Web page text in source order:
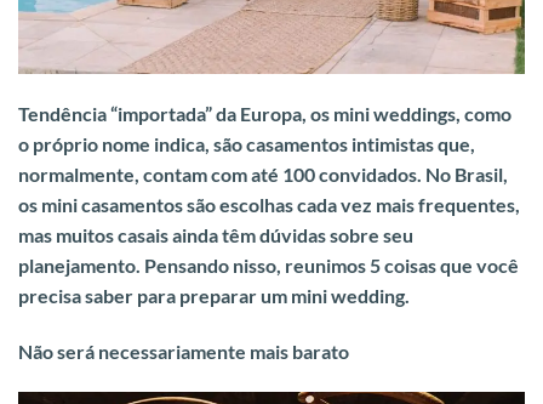
Tendência “importada” da Europa, os mini weddings, como
o próprio nome indica, são casamentos intimistas que,
normalmente, contam com até 100 convidados. No Brasil,
os mini casamentos são escolhas cada vez mais frequentes,
mas muitos casais ainda têm dúvidas sobre seu
planejamento. Pensando nisso, reunimos 5 coisas que você
precisa saber para preparar um mini wedding.
Não será necessariamente mais barato